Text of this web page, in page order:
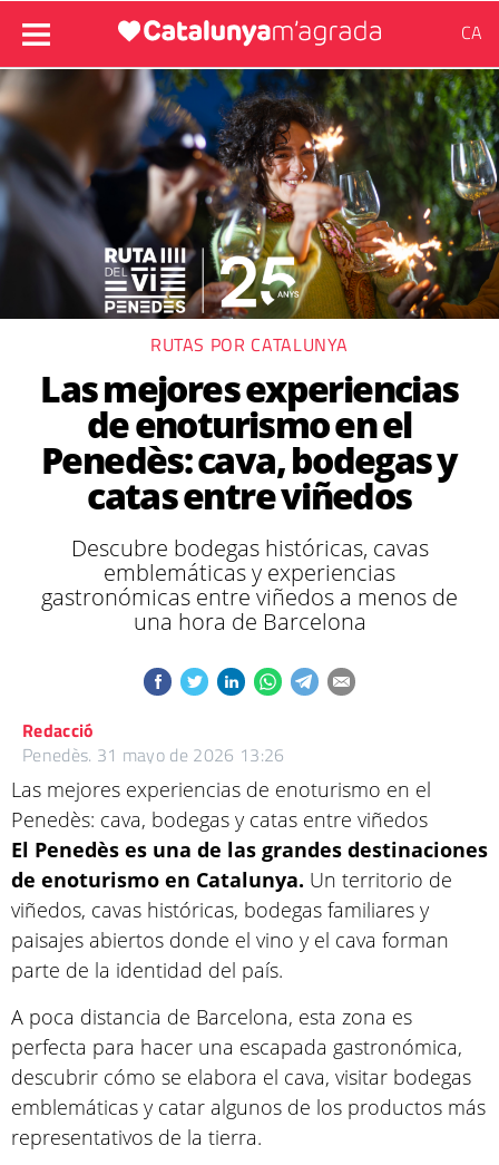
CA
RUTAS POR CATALUNYA
Las mejores experiencias
de enoturismo en el
Penedès: cava, bodegas y
catas entre viñedos
Descubre bodegas históricas, cavas
emblemáticas y experiencias
gastronómicas entre viñedos a menos de
una hora de Barcelona
Redacció
Penedès. 31 mayo de 2026 13:26
Las mejores experiencias de enoturismo en el
Penedès: cava, bodegas y catas entre viñedos
El Penedès es una de las grandes destinaciones
de enoturismo en Catalunya. Un territorio de
viñedos, cavas históricas, bodegas familiares y
paisajes abiertos donde el vino y el cava forman
parte de la identidad del país.
A poca distancia de Barcelona, esta zona es
perfecta para hacer una escapada gastronómica,
descubrir cómo se elabora el cava, visitar bodegas
emblemáticas y catar algunos de los productos más
representativos de la tierra.